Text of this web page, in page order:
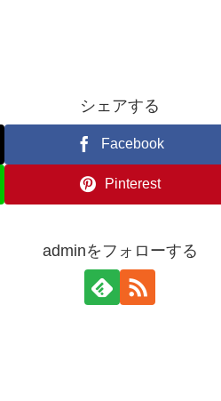
シェアする
Facebook
Pinterest
adminをフォローする